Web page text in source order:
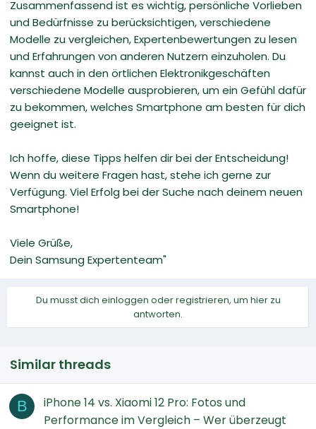
Zusammenfassend ist es wichtig, persönliche Vorlieben
und Bedürfnisse zu berücksichtigen, verschiedene
Modelle zu vergleichen, Expertenbewertungen zu lesen
und Erfahrungen von anderen Nutzern einzuholen. Du
kannst auch in den örtlichen Elektronikgeschäften
verschiedene Modelle ausprobieren, um ein Gefühl dafür
zu bekommen, welches Smartphone am besten für dich
geeignet ist.
Ich hoffe, diese Tipps helfen dir bei der Entscheidung!
Wenn du weitere Fragen hast, stehe ich gerne zur
Verfügung. Viel Erfolg bei der Suche nach deinem neuen
Smartphone!
Viele Grüße,
Dein Samsung Expertenteam"
Du musst dich einloggen oder registrieren, um hier zu
antworten.
Similar threads
B
iPhone 14 vs. Xiaomi 12 Pro: Fotos und
Performance im Vergleich – Wer überzeugt